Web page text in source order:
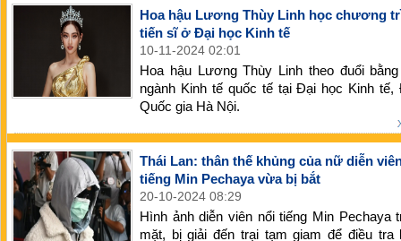
Hoa hậu Lương Thùy Linh học chương
tiến sĩ ở Đại học Kinh tế
10-11-2024 02:01
Hoa hậu Lương Thùy Linh theo đuổi
ngành Kinh tế quốc tế tại Đại học Kinh tế,
Quốc gia Hà Nội.
Thái Lan: thân thế khủng của nữ diễn
tiếng Min Pechaya vừa bị bắt
20-10-2024 08:29
Hình ảnh diễn viên nổi tiếng Min Pechaya
mặt, bị giải đến trại tạm giam để điều tra